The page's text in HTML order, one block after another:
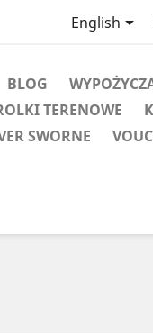
English
BLOG
TERENOWE
SWORNE